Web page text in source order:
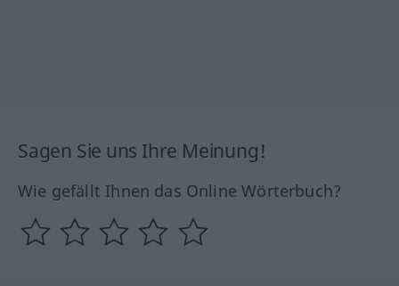
Sagen Sie uns Ihre Meinung!
Wie gefällt Ihnen das Online Wörterbuch?